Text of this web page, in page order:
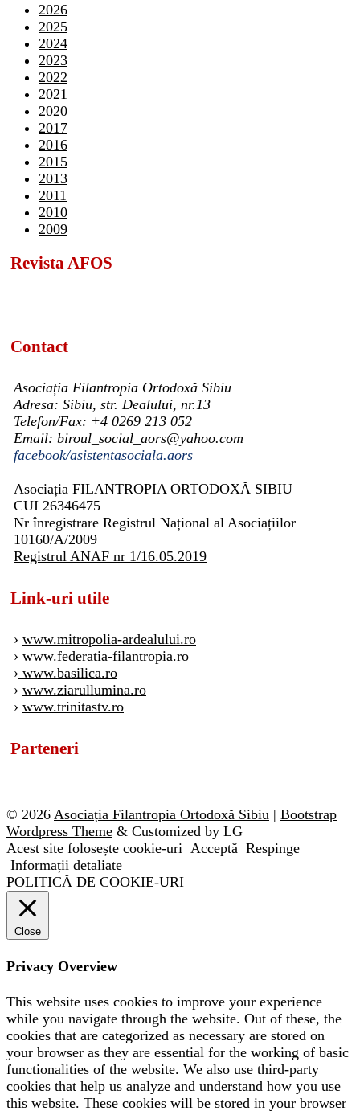
2026
2025
2024
2023
2022
2021
2020
2017
2016
2015
2013
2011
2010
2009
Revista AFOS
Contact
Asociația Filantropia Ortodoxă Sibiu
Adresa: Sibiu, str. Dealului, nr.13
Telefon/Fax: +4 0269 213 052
Email: biroul_social_aors@yahoo.com
facebook/asistentasociala.aors
Asociația FILANTROPIA ORTODOXĂ SIBIU
CUI 26346475
Nr înregistrare Registrul Național al Asociațiilor
10160/A/2009
Registrul ANAF nr 1/16.05.2019
Link-uri utile
› www.mitropolia-ardealului.ro
› www.federatia-filantropia.ro
› www.basilica.ro
› www.ziarullumina.ro
› www.trinitastv.ro
Parteneri
© 2026 Asociația Filantropia Ortodoxă Sibiu | Bootstrap
Wordpress Theme & Customized by LG
Acest site folosește cookie-uri Acceptă Respinge
Informații detaliate
POLITICĂ DE COOKIE-URI
Close
Privacy Overview
This website uses cookies to improve your experience
while you navigate through the website. Out of these, the
cookies that are categorized as necessary are stored on
your browser as they are essential for the working of basic
functionalities of the website. We also use third-party
cookies that help us analyze and understand how you use
this website. These cookies will be stored in your browser